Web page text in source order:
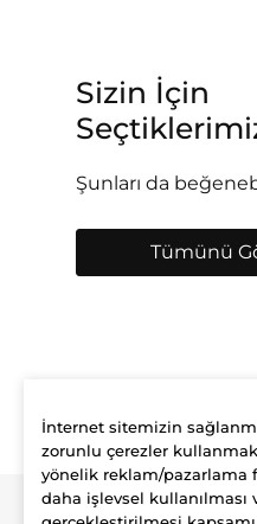
Sizin İçin
Şunları da
Tümünü
İnternet sitemizin
zorunlu çerezler
yönelik reklam/
daha işlevsel